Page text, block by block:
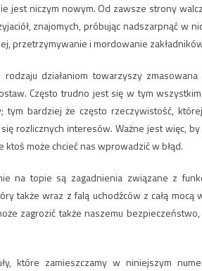
jest niczym nowym. Od zawsze strony
znajomych, próbując nadszarpnąć w
przetrzymywanie i mordowanie
rodzaju działaniom towarzyszy
Często trudno jest się w tym
tym bardziej że często rzeczywistość,
rozlicznych interesów. Ważne jest więc,
ktoś może chcieć nas wprowadzić w błąd.
na topie są zagadnienia związane z
także wraz z falą uchodźców z całą
zagrozić także naszemu
które zamieszczamy w niniejszym